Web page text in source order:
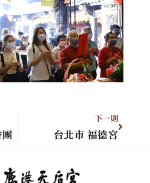
下一則
台北市 福德宮